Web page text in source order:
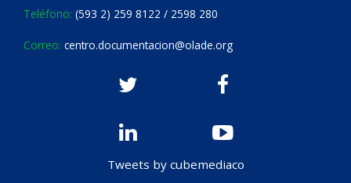
Teléfono: (593 2) 259 8122 / 2598 280
Correo: centro.documentacion@olade.org
Tweets by cubemediaco